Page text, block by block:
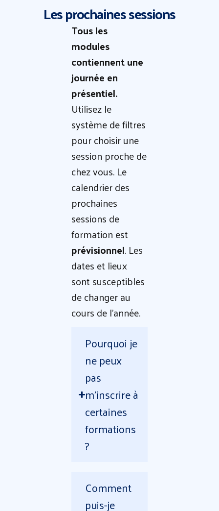
Les prochaines sessions
Tous les
modules
contiennent une
journée en
présentiel.
Utilisez le
système de filtres
pour choisir une
session proche de
chez vous. Le
calendrier des
prochaines
sessions de
formation est
prévisionnel. Les
dates et lieux
sont susceptibles
de changer au
cours de l’année.
Pourquoi je
ne peux
pas
m'inscrire à
certaines
formations
?
Comment
puis-je